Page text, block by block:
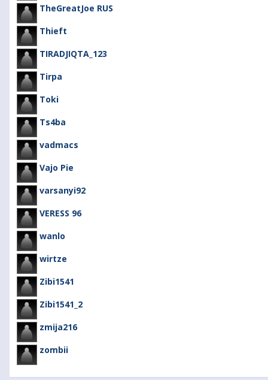
TheGreatJoe RUS
Thieft
TIRADJIQTA_123
Tirpa
Toki
Ts4ba
vadmacs
Vajo Pie
varsanyi92
VERESS 96
wanlo
wirtze
Zibi1541
Zibi1541_2
zmija216
zombii